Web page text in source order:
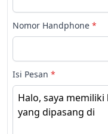
Nomor Handphone *
Isi Pesan *